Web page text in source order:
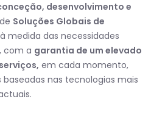
desenvolvimento e
de Soluções Globais de
medida das necessidades
com a garantia de um elevado
serviços, em cada momento,
nas tecnologias mais